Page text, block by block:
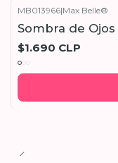
MB013966|Max Belle®
Sombra de
$1.690 CLP